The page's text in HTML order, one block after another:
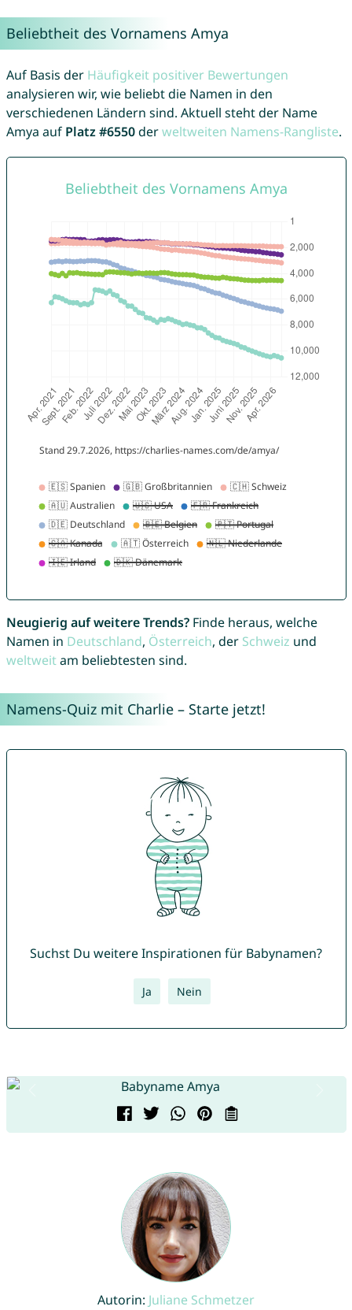
Beliebtheit des Vornamens Amya
Auf Basis der Häufigkeit positiver Bewertungen
analysieren wir, wie beliebt die Namen in den
verschiedenen Ländern sind. Aktuell steht der Name
Amya auf Platz #6550derweltweiten Namens-Rangliste.
Neugierig auf weitere Trends?Finde heraus, welche
Namen in Deutschland, Österreich, der Schweiz und
weltweitam beliebtesten sind.
Namens-Quiz mit Charlie – Starte jetzt!
Suchst Du weitere Inspirationen für Babynamen?
Ja Nein
Autorin: Juliane Schmetzer